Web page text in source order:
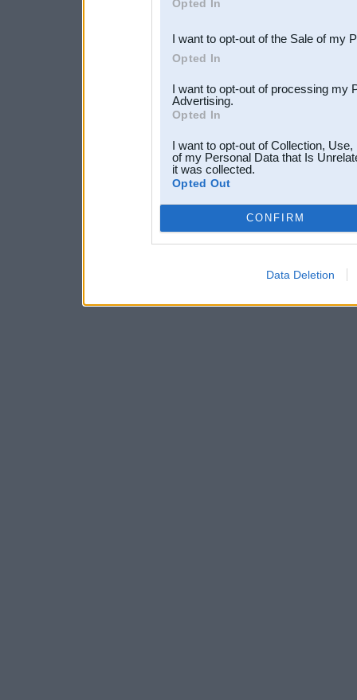
third parties.
Opted In
I want to opt-out of the Sale of my
Opted In
I want to opt-out of processing my
Advertising.
Opted In
I want to opt-out of Collection,
of my Personal Data that Is
it was collected.
Opted Out
CONFIRM
Data Deletion